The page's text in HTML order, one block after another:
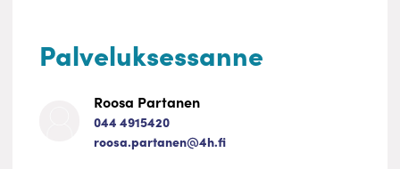
Palveluksessanne
Roosa Partanen
044 4915420
roosa.partanen@4h.fi